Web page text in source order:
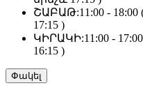
ՇԱԲԱԹ:11:00 -
17:15 )
ԿԻՐԱԿԻ:11:00 -
16:15 )
Փակել